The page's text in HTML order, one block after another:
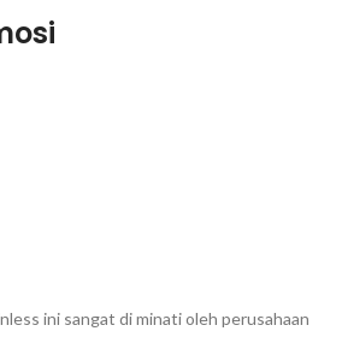
ini sangat di minati oleh perusahaan